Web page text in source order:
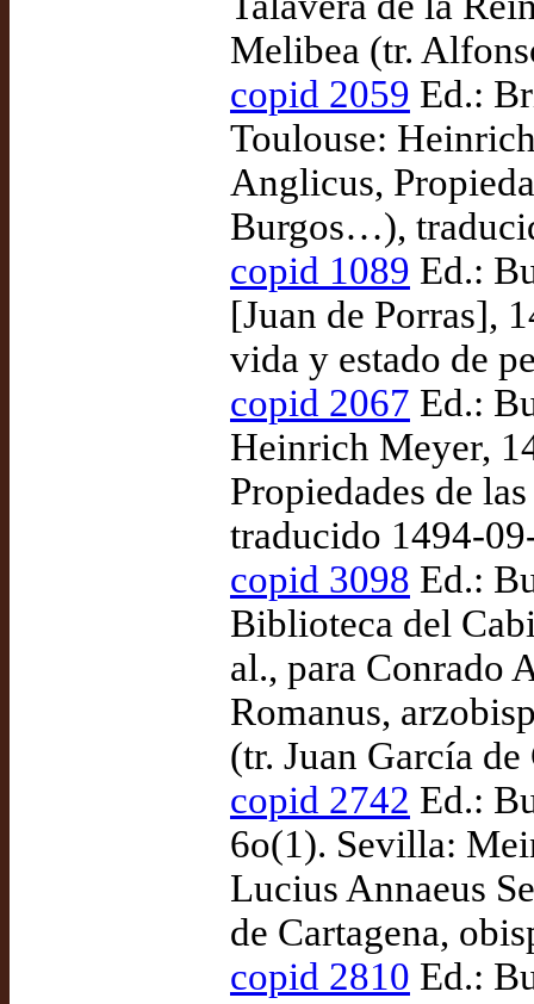
Melibea (tr.
copid 2059 Ed.:
Toulouse:
Anglicus,
Burgos…),
copid 1089 Ed.:
[Juan de Porras],
vida y estado de
copid 2067 Ed.:
Heinrich Meyer,
Propiedades de
traducido 1494-
copid 3098 Ed.:
Biblioteca del
al., para Conrado
Romanus,
(tr. Juan García
copid 2742 Ed.:
6o(1). Sevilla:
Lucius Annaeus
de Cartagena,
copid 2810 Ed.: